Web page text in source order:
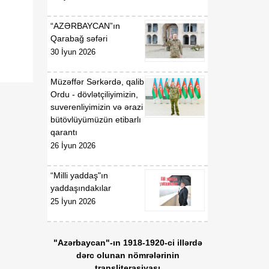
“AZƏRBAYCAN”ın
Qarabağ səfəri
30 İyun 2026
Müzəffər Sərkərdə, qalib
Ordu - dövlətçiliyimizin,
suverenliyimizin və ərazi
bütövlüyümüzün etibarlı
qarantı
26 İyun 2026
“Milli yaddaş"ın
yaddaşındakılar
25 İyun 2026
"Azərbaycan"-ın 1918-1920-ci illərdə
dərc olunan nömrələrinin